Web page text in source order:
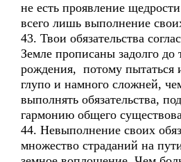
не есть проявление
всего лишь выполнение
43. Твои обязательства
Земле прописаны задолго до
рождения, потому пытаться
глупо и намного сложней,
выполнять обязательства,
гармонию общего
44. Невыполнение своих
множество страданий на